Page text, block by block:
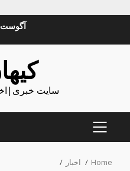
آگوست 9, 2026
سایت
PRIMARY
Home اخبار